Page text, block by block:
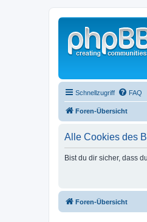
Schnellzugriff FAQ
Foren-Übersicht
Alle Cookies des
Bist du dir sicher, dass
Foren-Übersicht